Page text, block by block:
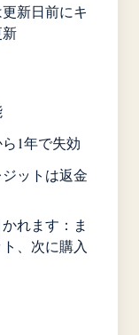
新日前にキ
1年で失効
ットは返金
れます：ま
、次に購入